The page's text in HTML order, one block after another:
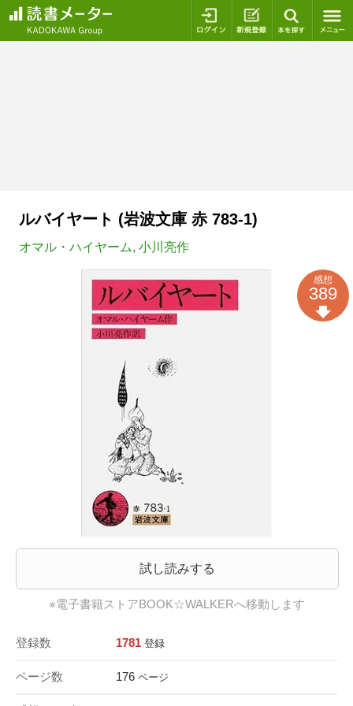
ログイン 新規登録
ルバイヤート (岩波文庫 赤 783-1)
オマル・ハイヤーム, 小川亮作
試し読みする
※電子書籍ストアBOOK☆WALKERへ移動します
登録数 1781 登録
ページ数 176 ページ
感想
389